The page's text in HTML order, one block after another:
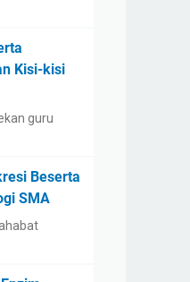
Kisi-kisi
guru
Beserta
SMA